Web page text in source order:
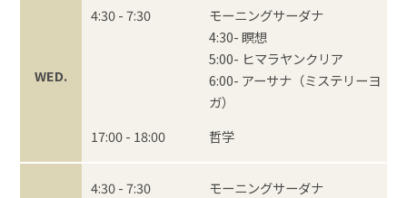
WED.
4:30 - 7:30
モーニングサーダナ
4:30- 瞑想
5:00- ヒマラヤンクリア
6:00- アーサナ（ミステリーヨ
ガ）
17:00 - 18:00
哲学
4:30 - 7:30
モーニングサーダナ